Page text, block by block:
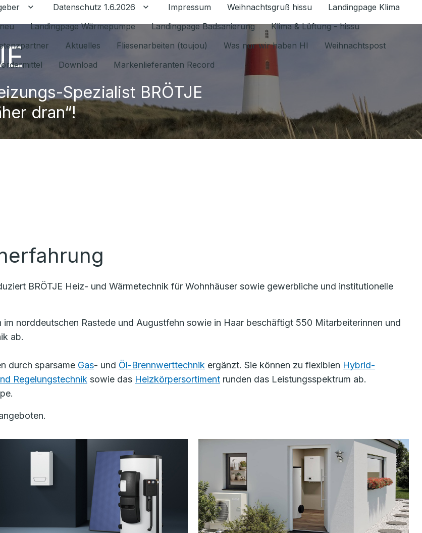
Untermenü für Ratgeber umschalten
Datenschutz 1.6.2026 Untermenü für Datenschutz 1.6.2026 umschalten
Impressum Weihnachtsgruß hissu
Landingpage Klima
Landingpage Wärmepumpe Landingpage Badsanierung
Klima & Lüftung - hissu
Aktuelles Fliesenarbeiten (toujou) Was nur wir haben HI
Weihnachtspost
Download Markenlieferanten Record
Spezialist BRÖTJE
dran“!
BRÖTJE Heiz- und Wärmetechnik für Wohnhäuser sowie gewerbliche und institutionelle
norddeutschen Rastede und Augustfehn sowie in Haar beschäftigt 550 Mitarbeiterinnen und
ab.
durch sparsame Gas- und Öl-Brennwerttechnik ergänzt. Sie können zu flexiblen Hybrid-
Regelungstechnik sowie das Heizkörpersortiment runden das Leistungsspektrum ab.